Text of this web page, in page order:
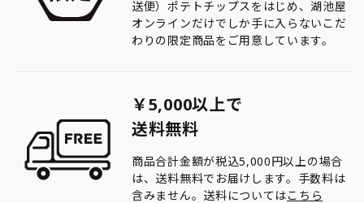
送便）ポテトチップスをはじめ、湖池屋
オンラインだけでしか手に入らないこだ
わりの限定商品をご用意しています。
￥5,000以上で
送料無料
商品合計金額が税込5,000円以上の場合
は、送料無料でお届けします。手数料は
含みません。送料についてはこちら